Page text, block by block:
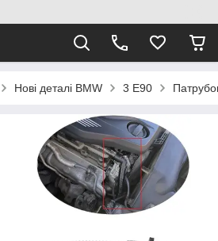
Нові деталі BMW 3 E90